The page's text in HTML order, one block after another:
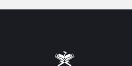
Footer